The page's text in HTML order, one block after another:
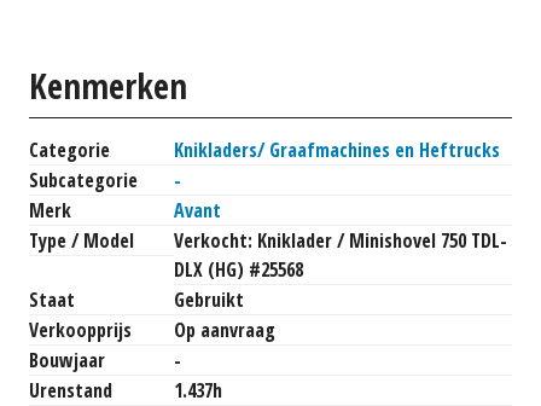
Kenmerken
Categorie
Knikladers/ Graafmachines en Heftrucks
Subcategorie
-
Merk
Avant
Type / Model
Verkocht: Kniklader / Minishovel 750 TDL-
DLX (HG) #25568
Staat
Gebruikt
Verkoopprijs
Op aanvraag
Bouwjaar
-
Urenstand
1.437h